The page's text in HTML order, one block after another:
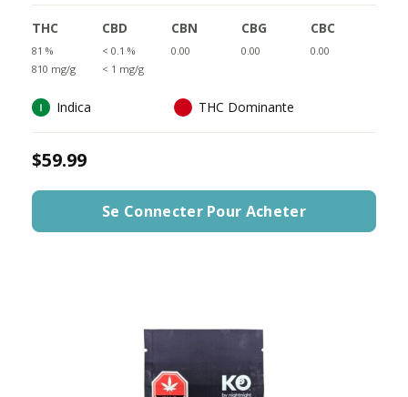
THC
81 %
810 mg/g
CBD
< 0.1 %
< 1 mg/g
CBN
0.00
CBG
0.00
CBC
0.00
Indica THC Dominante
$59.99
Se Connecter Pour Acheter